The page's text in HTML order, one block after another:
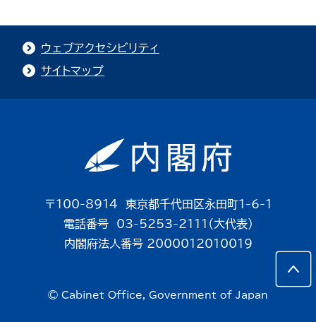
ウェブアクセシビリティ
サイトマップ
〒100-8914 東京都千代田区永田町1-6-1
電話番号 03-5253-2111（大代表）
内閣府法人番号 2000012010019
© Cabinet Office, Government of Japan